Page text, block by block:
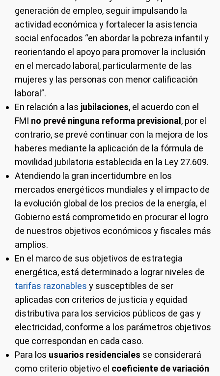
generación de empleo, seguir impulsando la
actividad económica y fortalecer la asistencia
social enfocados “en abordar la pobreza infantil y
reorientando el apoyo para promover la inclusión
en el mercado laboral, particularmente de las
mujeres y las personas con menor calificación
laboral”.
En relación a las jubilaciones, el acuerdo con el
FMI no prevé ninguna reforma previsional , por el
contrario, se prevé continuar con la mejora de los
haberes mediante la aplicación de la fórmula de
movilidad jubilatoria establecida en la Ley 27.609.
Atendiendo la gran incertidumbre en los
mercados energéticos mundiales y el impacto de
la evolución global de los precios de la energía, el
Gobierno está comprometido en procurar el logro
de nuestros objetivos económicos y fiscales más
amplios.
En el marco de sus objetivos de estrategia
energética, está determinado a lograr niveles de
tarifas razonables y susceptibles de ser
aplicadas con criterios de justicia y equidad
distributiva para los servicios públicos de gas y
electricidad, conforme a los parámetros objetivos
que correspondan en cada caso.
Para los usuarios residenciales se considerará
como criterio objetivo el coeficiente de variación